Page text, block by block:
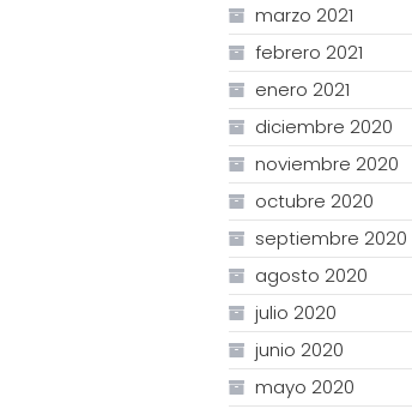
marzo 2021
febrero 2021
enero 2021
diciembre 2020
noviembre 2020
octubre 2020
septiembre 2020
agosto 2020
julio 2020
junio 2020
mayo 2020